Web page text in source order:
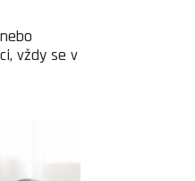
vždy se v